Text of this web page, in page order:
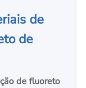
de
de
de fluoreto